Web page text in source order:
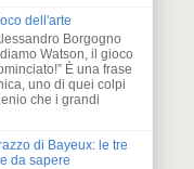
dell'arte
Borgogno
Watson, il gioco
È una frase
uno di quei colpi
che i grandi
di Bayeux: le tre
da sapere